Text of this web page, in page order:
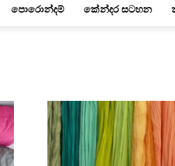
පොරොන්දම් කේන්දර සටහන